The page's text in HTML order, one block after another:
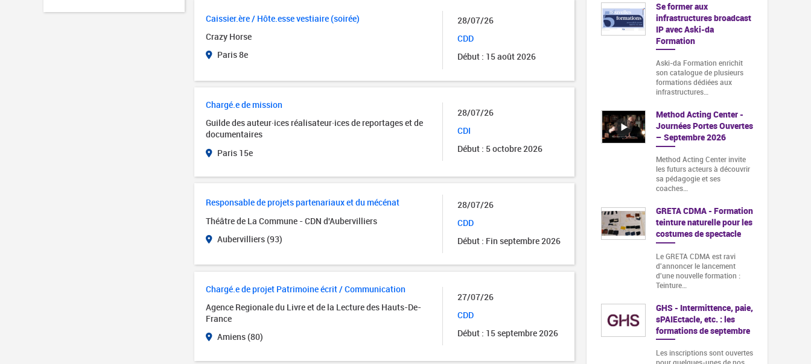
Caissier.ère / Hôte.esse vestiaire (soirée)
Crazy Horse
Paris 8e
28/07/26
CDD
Début : 15 août 2026
Chargé.e de mission
Guilde des auteur·ices réalisateur·ices de reportages et de
documentaires
Paris 15e
28/07/26
CDI
Début : 5 octobre 2026
Responsable de projets partenariaux et du mécénat
Théâtre de La Commune - CDN d'Aubervilliers
Aubervilliers (93)
28/07/26
CDD
Début : Fin septembre 2026
Chargé.e de projet Patrimoine écrit / Communication
Agence Regionale du Livre et de la Lecture des Hauts-De-
France
Amiens (80)
27/07/26
CDD
Début : 15 septembre 2026
Se former aux
infrastructures broadcast
IP avec Aski-da
Formation
Aski-da Formation enrichit
son catalogue de plusieurs
formations dédiées aux
infrastructures…
Method Acting Center -
Journées Portes Ouvertes
– Septembre 2026
Method Acting Center invite
les futurs acteurs à découvrir
sa pédagogie et ses
coaches…
GRETA CDMA - Formation
teinture naturelle pour les
costumes de spectacle
Le GRETA CDMA est ravi
d'annoncer le lancement
d'une nouvelle formation :
Teinture…
GHS - Intermittence, paie,
sPAIEctacle, etc. : les
formations de septembre
Les inscriptions sont ouvertes
pour quelques-unes de nos